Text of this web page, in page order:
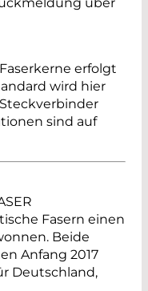
erfolgt
wird hier
Steckverbinder
sind auf
Fasern einen
Beide
Anfang 2017
Deutschland,